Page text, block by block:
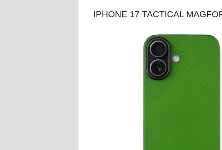
IPHONE 17 TACTICAL